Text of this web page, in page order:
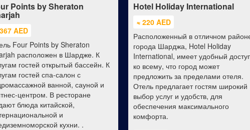
Points by Sheraton
AED
Four Points by Sheraton
расположен в Шардже. К
гостей открытый бассейн. К
гостей спа-салон с
ванной, сауной и
центром. В ресторане
блюда китайской,
и
кухни. .
Hotel Holiday International
≈ 220 AED
Расположенный в отличном
города Шарджа, Hotel Holiday
International, имеет удобный
ко всему, что город может
предложить за пределами отеля.
Отель предлагает гостям широкий
выбор услуг и удобств, для
обеспечения максимального
комфорта.